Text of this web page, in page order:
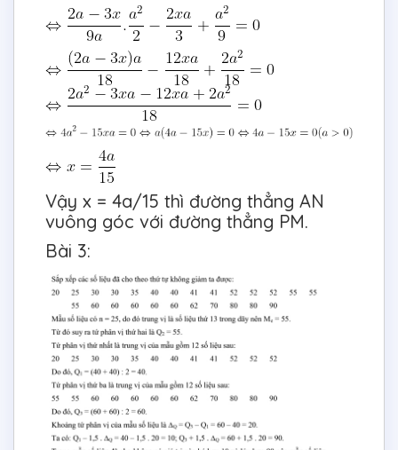
Vậy x = 4a/15 thì đường thẳng AN
vuông góc với đường thẳng PM.
Bài 3: